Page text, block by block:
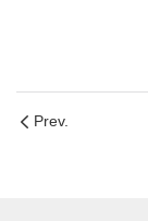
Prev.